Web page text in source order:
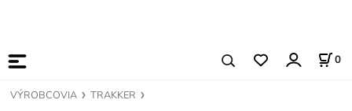
0
VÝROBCOVIA TRAKKER